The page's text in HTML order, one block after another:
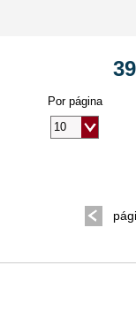
Por página